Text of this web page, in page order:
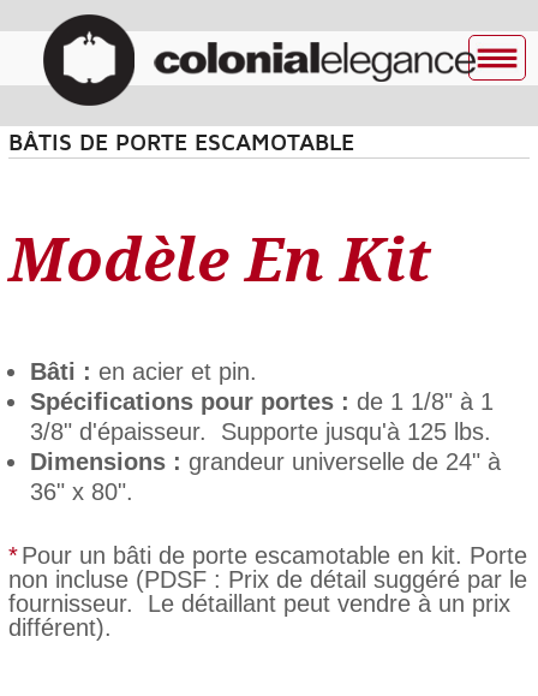
BÂTIS DE PORTE ESCAMOTABLE
Modèle En Kit
Bâti : en acier et pin.
Spécifications pour portes : de 1 1/8" à 1
3/8" d'épaisseur. Supporte jusqu'à 125 lbs.
Dimensions : grandeur universelle de 24" à
36" x 80".
*Pour un bâti de porte escamotable en kit. Porte
non incluse (PDSF : Prix de détail suggéré par le
fournisseur. Le détaillant peut vendre à un prix
différent).